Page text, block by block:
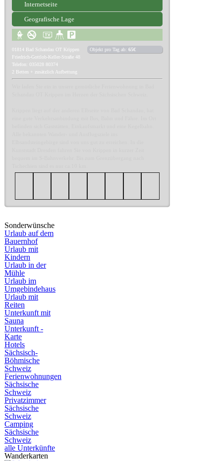
Internetseite
Geografische Lage
01814
Bad Schandau OT Krippen
Friedrich-Gottlob-Keller-Straße 48
Telefon: 035028 80374
2 Betten + zusätzlich Aufbettung
Objekt pro Tag ab: 65€
Sonderwünsche
Urlaub auf dem
Bauernhof
Urlaub mit
Kindern
Urlaub in der
Mühle
Urlaub im
Umgebindehaus
Urlaub mit
Reiten
Unterkunft mit
Sauna
Unterkunft -
Karte
Hotels
Sächsisch-
Böhmische
Schweiz
Ferienwohnungen
Sächsische
Schweiz
Privatzimmer
Sächsische
Schweiz
Camping
Sächsische
Schweiz
alle Unterkünfte
Wanderkarten